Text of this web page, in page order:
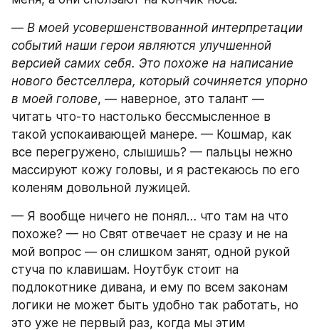
— В моей усовершенствованной интерпретации
событий наши герои являются улучшенной
версией самих себя. Это похоже на написание
нового бестселлера, который сочиняется упорно
в моей голове, — наверное, это талант —
читать что-то настолько бессмысленное в
такой успокаивающей манере. — Кошмар, как
все перегружено, слышишь? — пальцы нежно
массируют кожу головы, и я растекаюсь по его
коленям довольной лужицей.
— Я вообще ничего не понял… что там на что
похоже? — но Свят отвечает не сразу и не на
мой вопрос — он слишком занят, одной рукой
стуча по клавишам. Ноутбук стоит на
подлокотнике дивана, и ему по всем законам
логики не может быть удобно так работать, но
это уже не первый раз, когда мы этим